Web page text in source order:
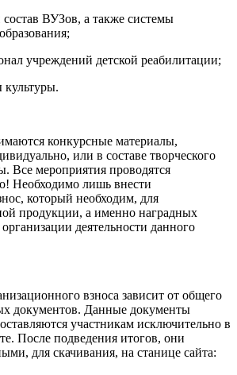
состав ВУЗов, а также системы
учреждений детской реабилитации;
культуры.
конкурсные материалы,
или в составе творческого
Все мероприятия проводятся
Необходимо лишь внести
который необходим, для
продукции, а именно наградных
деятельности данного
взноса зависит от общего
документов. Данные документы
участникам исключительно в
После подведения итогов, они
для скачивания, на станице сайта: